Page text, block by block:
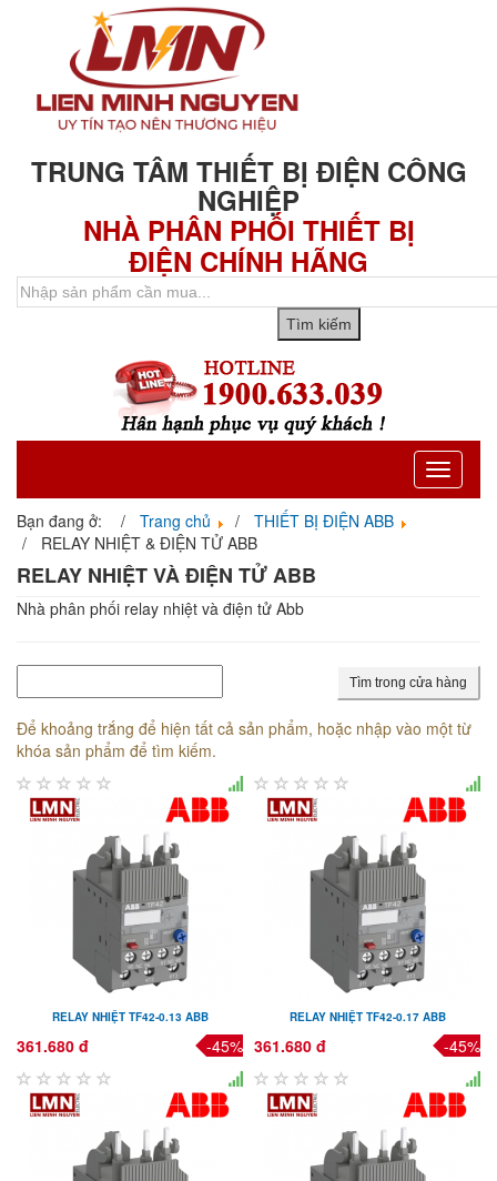
TRUNG TÂM THIẾT BỊ ĐIỆN CÔNG
NGHIỆP
NHÀ PHÂN PHỐI THIẾT BỊ
ĐIỆN CHÍNH HÃNG
Toggle
Bạn đang ở: Trang chủ
THIẾT BỊ ĐIỆN ABB
RELAY NHIỆT & ĐIỆN TỬ ABB
RELAY NHIỆT VÀ ĐIỆN TỬ ABB
Nhà phân phối relay nhiệt và điện tử Abb
Tìm trong cửa hàng
Để khoảng trắng để hiện tất cả sản phẩm, hoặc nhập vào một từ
khóa sản phẩm để tìm kiếm.
RELAY NHIỆT TF42-0.13 ABB
361.680 đ -45%
RELAY NHIỆT TF42-0.17 ABB
361.680 đ -45%